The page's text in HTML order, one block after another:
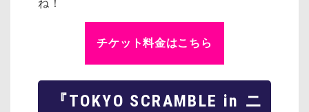
ね！
チケット料金はこちら
『TOKYO SCRAMBLE in ニ